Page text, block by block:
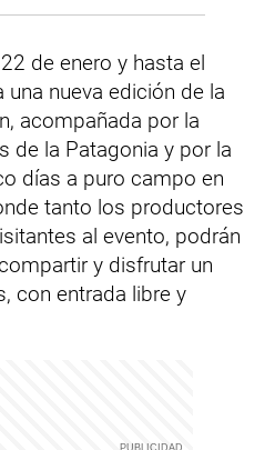
de enero y hasta el
nueva edición de la
acompañada por la
de la Patagonia y por la
días a puro campo en
tanto los productores
al evento, podrán
y disfrutar un
con entrada libre y